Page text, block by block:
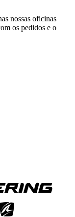
nossas oficinas
os pedidos e o